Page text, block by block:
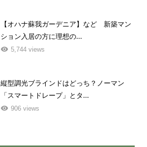
【オハナ蘇我ガーデニア】など 新築マン
ション入居の方に理想の...
5,744 views
縦型調光ブラインドはどっち？ノーマン
「スマートドレープ」とタ...
906 views